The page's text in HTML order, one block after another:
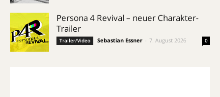
Persona 4 Revival – neuer Charakter-
Trailer
Trailer/Video Sebastian Essner 7. August 2026 0